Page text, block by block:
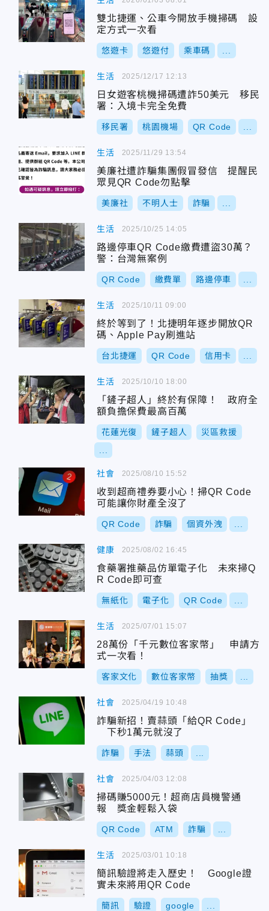
雙北捷運、公車今開放手機掃碼 設
定方式一次看
悠遊卡 悠遊付 乘車碼
生活
日女遊客桃機掃碼遭詐50美元 移民
署：入境卡完全免費
移民署 桃園機場 QR Code
2025/12/17 12:13
生活
美廉社遭詐騙集團假冒發信 提醒民
眾見QR Code勿點擊
美廉社 不明人士 詐騙
2025/11/29 13:54
生活
路邊停車QR Code繳費遭盜30萬？
警：台灣無案例
QR Code 繳費單 路邊停車
2025/10/25 14:05
生活
終於等到了！北捷明年逐步開放QR
碼、Apple Pay刷進站
台北捷運 QR Code 信用卡
2025/10/11 09:00
生活
「鏟子超人」終於有保障！ 政府全
額負擔保費最高百萬
花蓮光復 鏟子超人 災區救援
2025/10/10 18:00
社會
收到超商禮券要小心！掃QR Code
可能讓你財產全沒了
QR Code 詐騙 個資外洩
2025/08/10 15:52
健康
食藥署推藥品仿單電子化 未來掃Q
R Code即可查
無紙化 電子化 QR Code
2025/08/02 16:45
生活
28萬份「千元數位客家幣」 申請方
式一次看！
客家文化 數位客家幣 抽獎
2025/07/01 15:07
社會
詐騙新招！賣蒜頭「給QR Code」
下秒1萬元就沒了
詐騙 手法 蒜頭
2025/04/19 10:48
社會
掃碼賺5000元！超商店員機警通
報 獎金輕鬆入袋
QR Code ATM 詐騙
2025/04/03 12:08
生活
簡訊驗證將走入歷史！ Google證
實未來將用QR Code
簡訊 驗證 google
2025/03/01 10:18